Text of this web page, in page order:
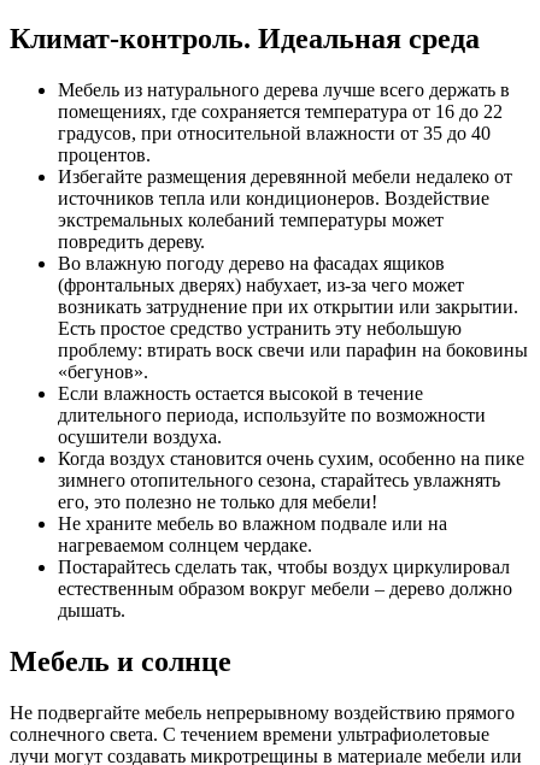
Климат-контроль. Идеальная среда
Мебель из натурального дерева лучше всего держать в
помещениях, где сохраняется температура от 16 до 22
градусов, при относительной влажности от 35 до 40
процентов.
Избегайте размещения деревянной мебели недалеко от
источников тепла или кондиционеров. Воздействие
экстремальных колебаний температуры может
повредить дереву.
Во влажную погоду дерево на фасадах ящиков
(фронтальных дверях) набухает, из-за чего может
возникать затруднение при их открытии или закрытии.
Есть простое средство устранить эту небольшую
проблему: втирать воск свечи или парафин на боковины
«бегунов».
Если влажность остается высокой в течение
длительного периода, используйте по возможности
осушители воздуха.
Когда воздух становится очень сухим, особенно на пике
зимнего отопительного сезона, старайтесь увлажнять
его, это полезно не только для мебели!
Не храните мебель во влажном подвале или на
нагреваемом солнцем чердаке.
Постарайтесь сделать так, чтобы воздух циркулировал
естественным образом вокруг мебели – дерево должно
дышать.
Мебель и солнце
Не подвергайте мебель непрерывному воздействию прямого
солнечного света. С течением времени ультрафиолетовые
лучи могут создавать микротрещины в материале мебели или